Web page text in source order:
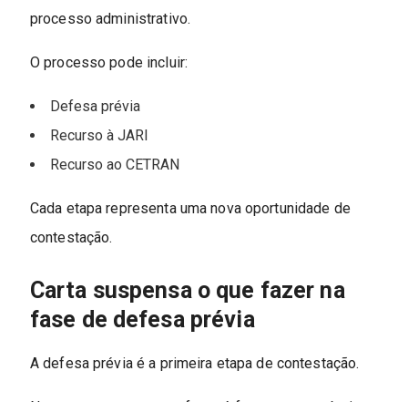
processo administrativo.
O processo pode incluir:
Defesa prévia
Recurso à JARI
Recurso ao CETRAN
Cada etapa representa uma nova oportunidade de
contestação.
Carta suspensa o que fazer na
fase de defesa prévia
A defesa prévia é a primeira etapa de contestação.